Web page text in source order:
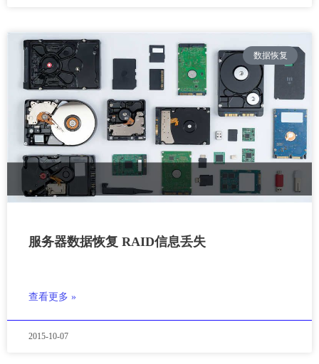
数据恢复
服务器数据恢复 RAID信息丢失
查看更多 »
2015-10-07